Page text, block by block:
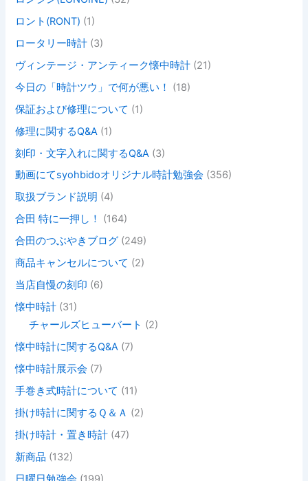
ロント(RONT) (1)
ロータリー時計 (3)
ヴィンテージ・アンティーク懐中時計 (21)
今日の「時計ツウ」で何が悪い！
(18)
保証および修理について (1)
修理に関するQ&A (1)
刻印・文字入れに関するQ&A (3)
動画にてsyohbidoオリジナル時計勉強会 (356)
取扱ブランド説明 (4)
合田 特に一押し！
(164)
合田のつぶやきブログ (249)
商品キャンセルについて (2)
当店自慢の刻印 (6)
懐中時計 (31)
チャールズヒューバート (2)
懐中時計に関するQ&A (7)
懐中時計展示会 (7)
手巻き式時計について (11)
掛け時計に関するＱ＆Ａ (2)
掛け時計・置き時計 (47)
新商品 (132)